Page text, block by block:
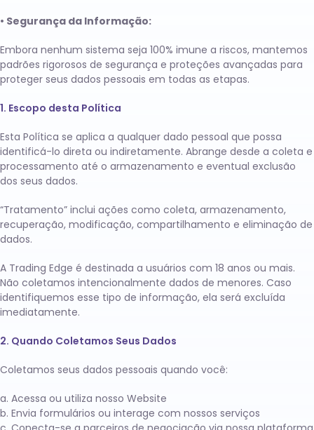
• Segurança da Informação:
Embora nenhum sistema seja 100% imune a riscos, mantemos
padrões rigorosos de segurança e proteções avançadas para
proteger seus dados pessoais em todas as etapas.
1. Escopo desta Política
Esta Política se aplica a qualquer dado pessoal que possa
identificá-lo direta ou indiretamente. Abrange desde a coleta e
processamento até o armazenamento e eventual exclusão
dos seus dados.
“Tratamento” inclui ações como coleta, armazenamento,
recuperação, modificação, compartilhamento e eliminação de
dados.
A Trading Edge é destinada a usuários com 18 anos ou mais.
Não coletamos intencionalmente dados de menores. Caso
identifiquemos esse tipo de informação, ela será excluída
imediatamente.
2. Quando Coletamos Seus Dados
Coletamos seus dados pessoais quando você:
Acessa ou utiliza nosso Website
Envia formulários ou interage com nossos serviços